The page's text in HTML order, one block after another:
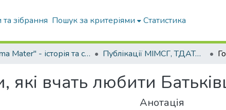
зібрання Пошук за критеріями Статистика
"Alma Mater" - історія та сьогодення Університету Публікації МІМСГ, ТДАТА, ТДАТУ
які вчать любити
Анотація